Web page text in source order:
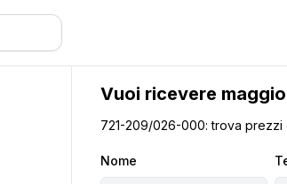
Vuoi ricevere
721-209/026-000: trova prezzi
Nome